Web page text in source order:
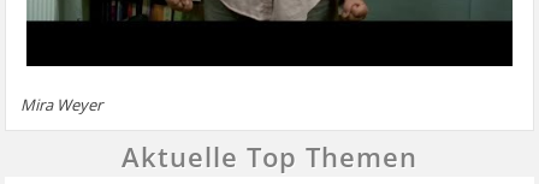
Mira Weyer
Aktuelle Top Themen